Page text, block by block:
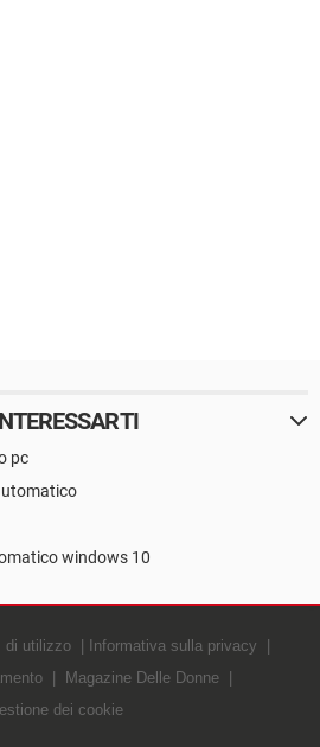
pc
windows 10
di utilizzo
Informativa sulla privacy
Magazine Delle Donne
dei cookie